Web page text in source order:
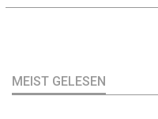
MEIST GELESEN